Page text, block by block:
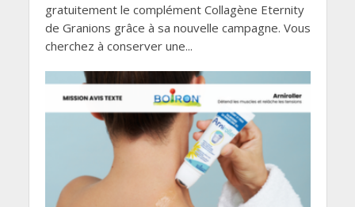
gratuitement le complément Collagène Eternity
de Granions grâce à sa nouvelle campagne. Vous
cherchez à conserver une...